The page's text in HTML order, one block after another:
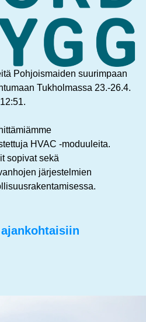
Pohjoismaiden suurimpaan
Tukholmassa 23.-26.4.
HVAC -moduuleita.
sopivat sekä
järjestelmien